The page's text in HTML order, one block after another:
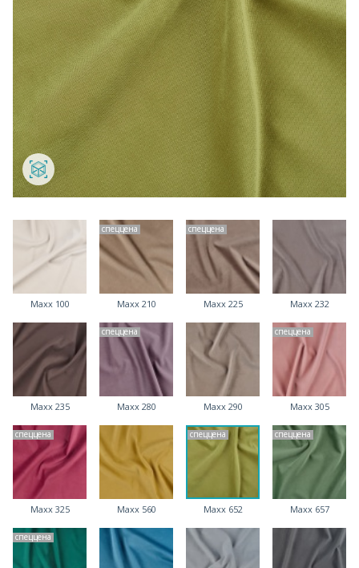
Maxx 100
спеццена
Maxx 210
спеццена
Maxx 225 Maxx 232
Maxx 235
спеццена
Maxx 280 Maxx 290
спеццена
Maxx 305
спеццена
Maxx 325 Maxx 560
спеццена
Maxx 652
спеццена
Maxx 657
спеццена